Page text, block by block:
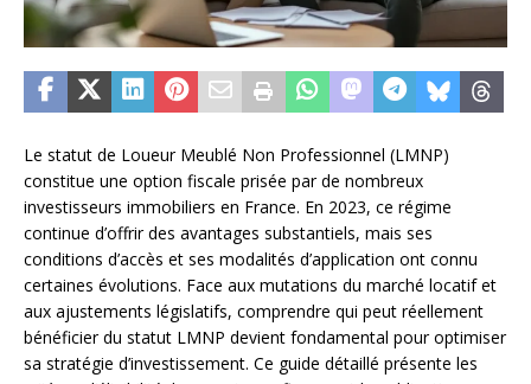
Le statut de Loueur Meublé Non Professionnel (LMNP)
constitue une option fiscale prisée par de nombreux
investisseurs immobiliers en France. En 2023, ce régime
continue d’offrir des avantages substantiels, mais ses
conditions d’accès et ses modalités d’application ont connu
certaines évolutions. Face aux mutations du marché locatif et
aux ajustements législatifs, comprendre qui peut réellement
bénéficier du statut LMNP devient fondamental pour optimiser
sa stratégie d’investissement. Ce guide détaillé présente les